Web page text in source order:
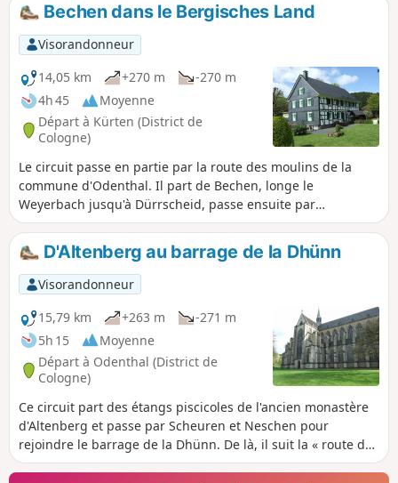
Bechen dans le Bergisches Land
Visorandonneur
14,05 km
+270 m
-270 m
4h 45
Moyenne
Départ à Kürten (District de
Cologne)
Le circuit passe en partie par la route des moulins de la
commune d'Odenthal. Il part de Bechen, longe le
Weyerbach jusqu'à Dürrscheid, passe ensuite par
Trienenhaus et le moulin de Liesenberger, puis revient à
Bechen via Kochsfeld.
D'Altenberg au barrage de la Dhünn
Visorandonneur
15,79 km
+263 m
-271 m
5h 15
Moyenne
Départ à Odenthal (District de
Cologne)
Ce circuit part des étangs piscicoles de l'ancien monastère
d'Altenberg et passe par Scheuren et Neschen pour
rejoindre le barrage de la Dhünn. De là, il suit la « route de
l'eau » pour revenir au point de départ en passant par la